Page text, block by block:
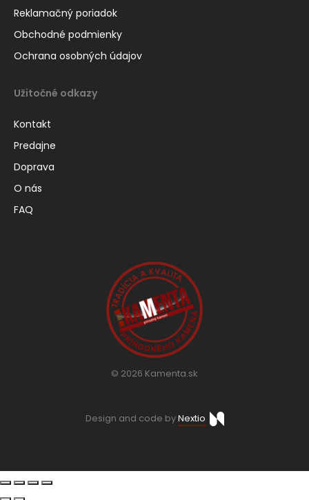
Reklamačný poriadok
Obchodné podmienky
Ochrana osobných údajov
Užitočné odkazy
Kontakt
Predajne
Doprava
O nás
FAQ
© 2026 Kamenta.sk
Design and code byNextio